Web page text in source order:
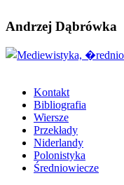
Andrzej Dąbrówka
Kontakt
Bibliografia
Wiersze
Przekłady
Niderlandy
Polonistyka
Średniowiecze